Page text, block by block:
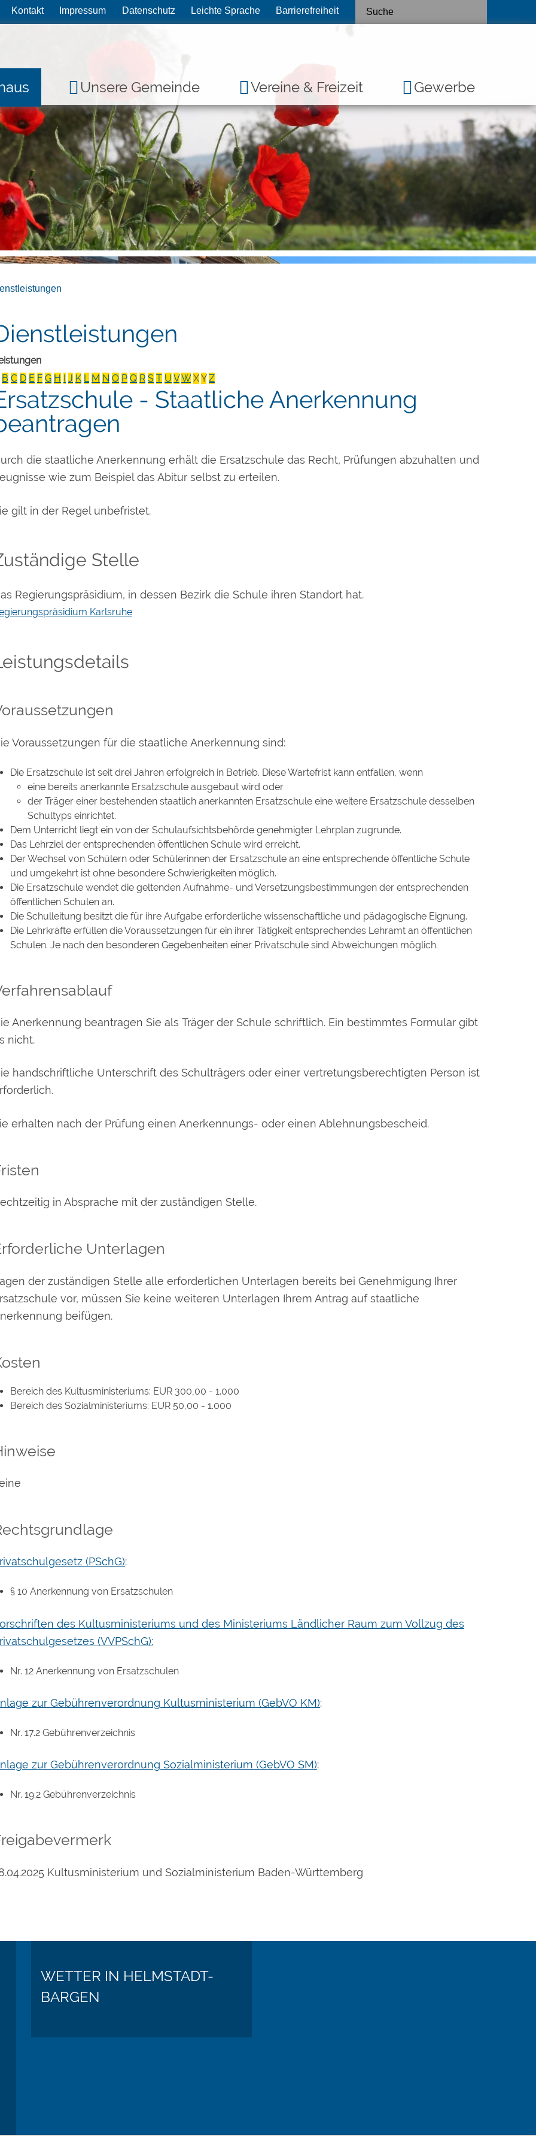
Kontakt Impressum Datenschutz Leichte Sprache Barrierefreiheit
Unsere Gemeinde Vereine & Freizeit Gewerbe
B C D E F G H I J K L M N O P Q R S T U VW XY Z
- Staatliche Anerkennung
die staatliche Anerkennung erhält die Ersatzschule das Recht, Prüfungen abzuhalten und
wie zum Beispiel das Abitur selbst zu erteilen.
gilt in der Regel unbefristet.
Stelle
Regierungspräsidium, in dessen Bezirk die Schule ihren Standort hat.
Karlsruhe
Voraussetzungen für die staatliche Anerkennung sind:
Die Ersatzschule ist seit drei Jahren erfolgreich in Betrieb. Diese Wartefrist kann entfallen, wenn
eine bereits anerkannte Ersatzschule ausgebaut wird oder
der Träger einer bestehenden staatlich anerkannten Ersatzschule eine weitere Ersatzschule desselben
Schultyps einrichtet.
Dem Unterricht liegt ein von der Schulaufsichtsbehörde genehmigter Lehrplan zugrunde.
Das Lehrziel der entsprechenden öffentlichen Schule wird erreicht.
Der Wechsel von Schülern oder Schülerinnen der Ersatzschule an eine entsprechende öffentliche Schule
und umgekehrt ist ohne besondere Schwierigkeiten möglich.
Die Ersatzschule wendet die geltenden Aufnahme- und Versetzungsbestimmungen der entsprechenden
öffentlichen Schulen an.
Die Schulleitung besitzt die für ihre Aufgabe erforderliche wissenschaftliche und pädagogische Eignung.
Die Lehrkräfte erfüllen die Voraussetzungen für ein ihrer Tätigkeit entsprechendes Lehramt an öffentlichen
Schulen. Je nach den besonderen Gegebenheiten einer Privatschule sind Abweichungen möglich.
Anerkennung beantragen Sie als Träger der Schule schriftlich. Ein bestimmtes Formular gibt
nicht.
handschriftliche Unterschrift des Schulträgers oder einer vertretungsberechtigten Person ist
erhalten nach der Prüfung einen Anerkennungs- oder einen Ablehnungsbescheid.
in Absprache mit der zuständigen Stelle.
Unterlagen
der zuständigen Stelle alle erforderlichen Unterlagen bereits bei Genehmigung Ihrer
vor, müssen Sie keine weiteren Unterlagen Ihrem Antrag auf staatliche
beifügen.
Bereich des Kultusministeriums: EUR 300,00 - 1.000
Bereich des Sozialministeriums: EUR 50,00 - 1.000
(PSchG):
§ 10 Anerkennung von Ersatzschulen
des Kultusministeriums und des Ministeriums Ländlicher Raum zum Vollzug des
(VVPSchG):
Nr. 12 Anerkennung von Ersatzschulen
zur Gebührenverordnung Kultusministerium (GebVO KM):
Nr. 17.2 Gebührenverzeichnis
zur Gebührenverordnung Sozialministerium (GebVO SM):
Nr. 19.2 Gebührenverzeichnis
Kultusministerium und Sozialministerium Baden-Württemberg
WETTER IN HELMSTADT-
BARGEN